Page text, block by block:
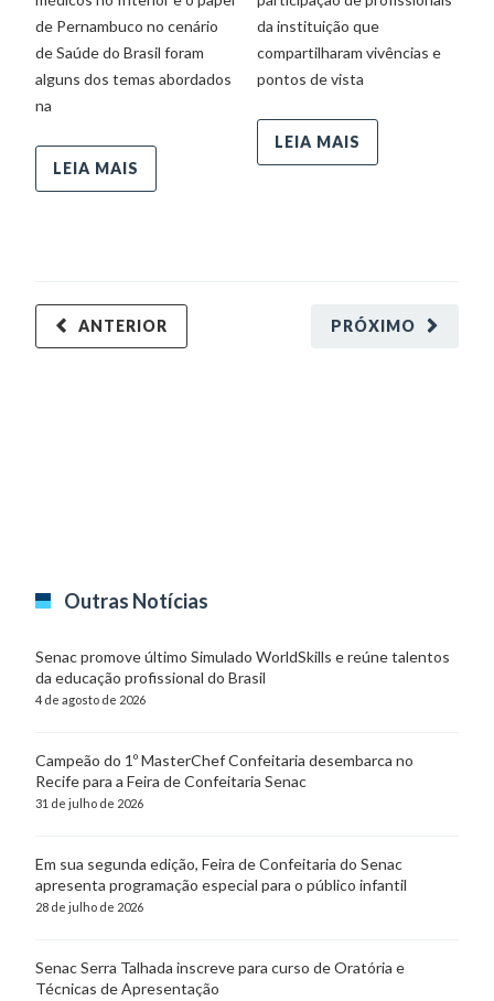
de Pernambuco no cenário
de Saúde do Brasil foram
alguns dos temas abordados
na
LEIA MAIS
da instituição que
compartilharam vivências e
pontos de vista
LEIA MAIS
PRÓXIMO
ANTERIOR
Outras Notícias
Senac promove último Simulado WorldSkills e reúne talentos
da educação profissional do Brasil
4 de agosto de 2026
Campeão do 1º MasterChef Confeitaria desembarca no
Recife para a Feira de Confeitaria Senac
31 de julho de 2026
Em sua segunda edição, Feira de Confeitaria do Senac
apresenta programação especial para o público infantil
28 de julho de 2026
Senac Serra Talhada inscreve para curso de Oratória e
Técnicas de Apresentação